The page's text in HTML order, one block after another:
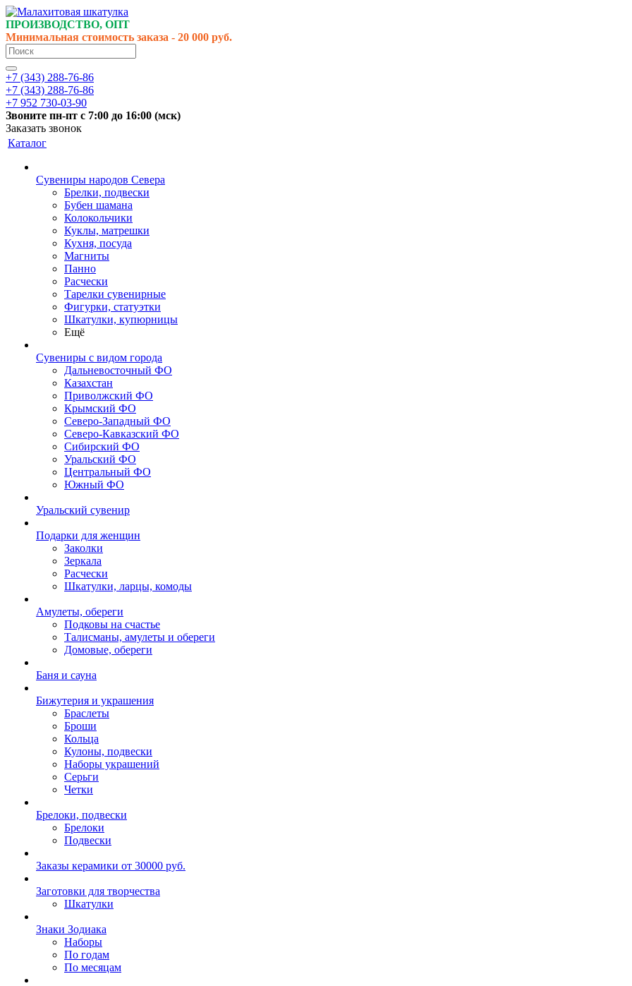
ПРОИЗВОДСТВО, ОПТ
Минимальная стоимость заказа - 20 000 руб.
+7 (343) 288-76-86
+7 (343) 288-76-86
+7 952 730-03-90
Звоните пн-пт с 7:00 до 16:00 (мск)
Заказать звонок
Каталог
Сувениры народов Севера
Брелки, подвески
Бубен шамана
Колокольчики
Куклы, матрешки
Кухня, посуда
Магниты
Панно
Расчески
Тарелки сувенирные
Фигурки, статуэтки
Шкатулки, купюрницы
Ещё
Сувениры с видом города
Дальневосточный ФО
Казахстан
Приволжский ФО
Крымский ФО
Северо-Западный ФО
Северо-Кавказский ФО
Сибирский ФО
Уральский ФО
Центральный ФО
Южный ФО
Уральский сувенир
Подарки для женщин
Заколки
Зеркала
Расчески
Шкатулки, ларцы, комоды
Амулеты, обереги
Подковы на счастье
Талисманы, амулеты и обереги
Домовые, обереги
Баня и сауна
Бижутерия и украшения
Браслеты
Броши
Кольца
Кулоны, подвески
Наборы украшений
Серьги
Четки
Брелоки, подвески
Брелоки
Подвески
Заказы керамики от 30000 руб.
Заготовки для творчества
Шкатулки
Знаки Зодиака
Наборы
По годам
По месяцам